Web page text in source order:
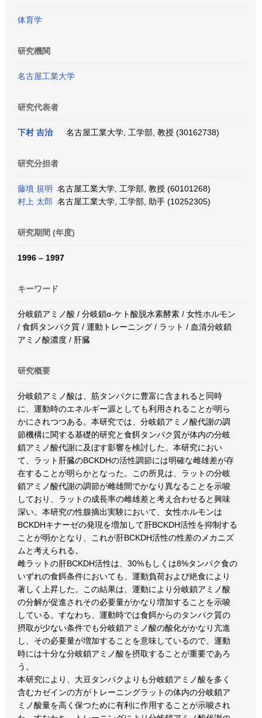
体育学
研究機関
名古屋工業大学
研究代表者
下村 吉治 名古屋工業大学, 工学部, 教授 (30162738)
研究分担者
藤墳 規明
名古屋工業大学, 工学部, 教授 (60101268)
村上 太郎 名古屋工業大学, 工学部, 助手 (10252305)
研究期間 (年度)
1996 – 1997
キーワード
分岐鎖アミノ酸 / 分岐鎖α-ケト酸脱水素酵素 / 女性ホルモン
/ 食餌タンパク質 / 運動トレーニング / ラット / 血清分岐鎖
アミノ酸濃度 / 肝臓
研究概要
分岐鎖アミノ酸は、筋タンパクに豊富に含まれると同時
に、運動時のエネルギー源としても利用されることが明ら
かにされつつある。本研究では、分岐鎖アミノ酸代謝の調
節機構に関する基礎的研究と食餌タンパク質が体内の分岐
鎖アミノ酸代謝に及ぼす影響を検討した。本研究におい
て、ラット肝臓のBCKDHの活性調節には明確な雌雄差が存
在することが明らかとなった。この所見は、ラットの分岐
鎖アミノ酸代謝の調節が雌雄間でかなり異なることを示唆
しており、ラットの成長率の雌雄差と考え合わせると興味
深い。本研究の性腺摘出実験において、女性ホルモンは
BCKDHキナーゼの発現を増加して肝BCKDH活性を抑制する
ことが明かとなり、これが肝BCKDH活性の性差のメカニズ
ムと考えられる。
雌ラットの肝BCKDH活性は、30%もしくは8%タンパク食の
いずれの食餌条件においても、運動負荷および絶食により
著しく上昇した。この結果は、運動により分岐鎖アミノ酸
の分解が促進されその必要量がかなり増加することを示唆
している。すなわち、運動時では食餌からのタンパク質の
摂取が少ない条件でも分岐鎖アミノ酸の酸化がかなり亢進
し、その必要量が増加することを意味しているので、運動
時には十分な分岐鎖アミノ酸を摂取することが重要であろ
う。
本研究により、大豆タンパクよりも分岐鎖アミノ酸を多く
含むカゼインの方がトレーニングラットの体内の分岐鎖ア
ミノ酸量を高く保つために有利に作用することが示唆され